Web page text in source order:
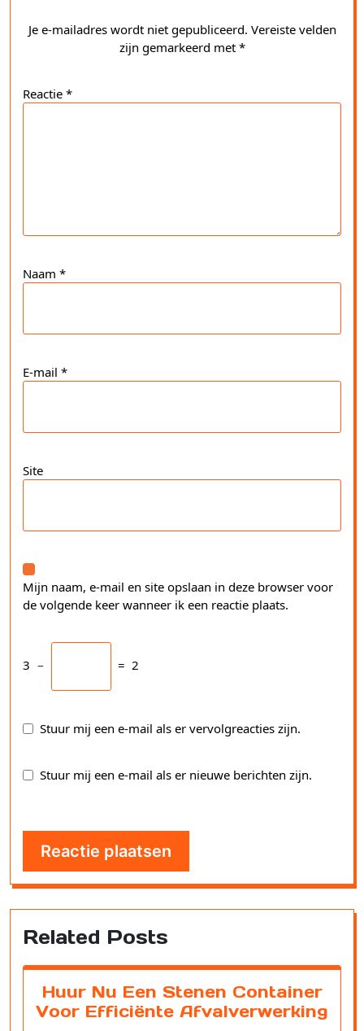
Je e-mailadres wordt niet gepubliceerd. Vereiste velden
zijn gemarkeerd met *
Reactie *
Naam *
E-mail *
Site
Mijn naam, e-mail en site opslaan in deze browser voor
de volgende keer wanneer ik een reactie plaats.
3 − = 2
Stuur mij een e-mail als er vervolgreacties zijn.
Stuur mij een e-mail als er nieuwe berichten zijn.
Related Posts
Huur Nu Een Stenen Container
Voor Efficiënte Afvalverwerking